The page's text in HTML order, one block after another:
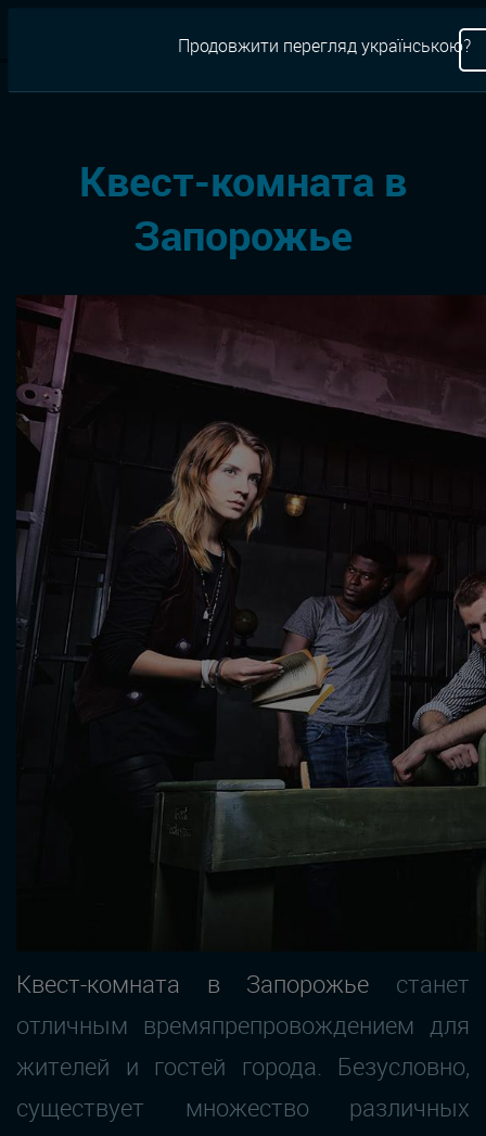
Квест-комната в
Запорожье
Квест-комната в Запорожье станет
отличным времяпрепровождением для
жителей и гостей города. Безусловно,
существует множество различных
Продовжити перегляд українською?